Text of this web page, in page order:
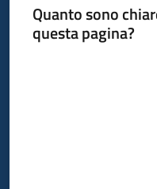
Piattaforme
telematiche
Quanto sono
questa pagina?